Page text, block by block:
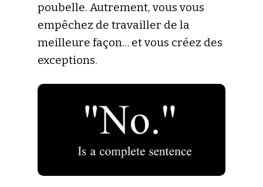
poubelle. Autrement, vous vous
empêchez de travailler de la
meilleure façon… et vous créez des
exceptions.